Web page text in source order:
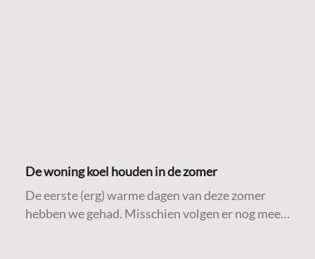
De woning koel houden in de zomer
De eerste (erg) warme dagen van deze zomer
hebben we gehad. Misschien volgen er nog meer.